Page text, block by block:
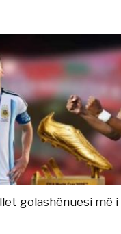
golashënuesi më